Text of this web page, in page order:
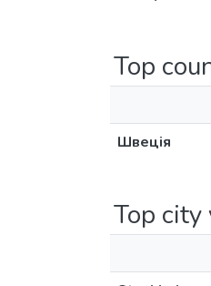
Top
Швеція
Top city